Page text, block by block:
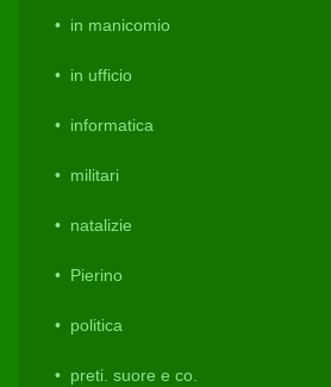
in manicomio
in ufficio
informatica
militari
natalizie
Pierino
politica
preti. suore e co.